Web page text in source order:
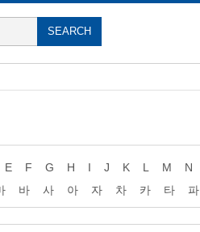
E F G H I J K L M N
바 사 아 자 차 카 타 파